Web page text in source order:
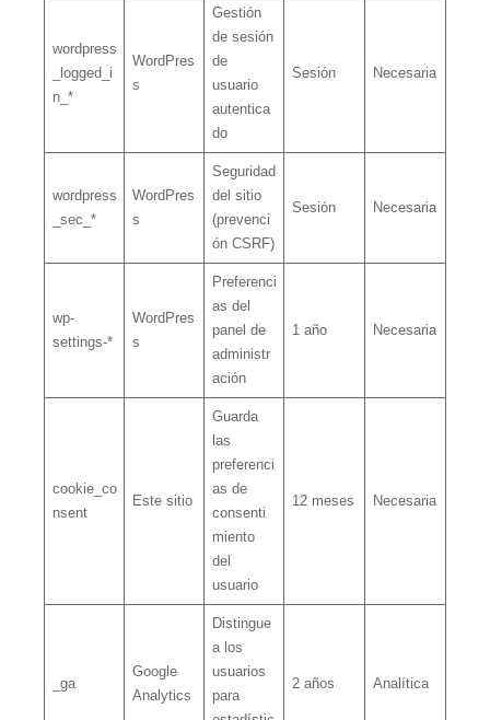
wordpress
_logged_i
n_*
WordPres
s
Gestión
de sesión
de
usuario
autentica
do
Sesión Necesaria
wordpress
_sec_*
WordPres
s
Seguridad
del sitio
(prevenci
ón CSRF)
Sesión Necesaria
wp-
settings-*
WordPres
s
Preferenci
as del
panel de
administr
ación
1 año Necesaria
cookie_co
nsent
Este sitio
Guarda
las
preferenci
as de
consenti
miento
del
usuario
12 meses Necesaria
_ga
Google
Analytics
Distingue
a los
usuarios
para
2 años Analítica